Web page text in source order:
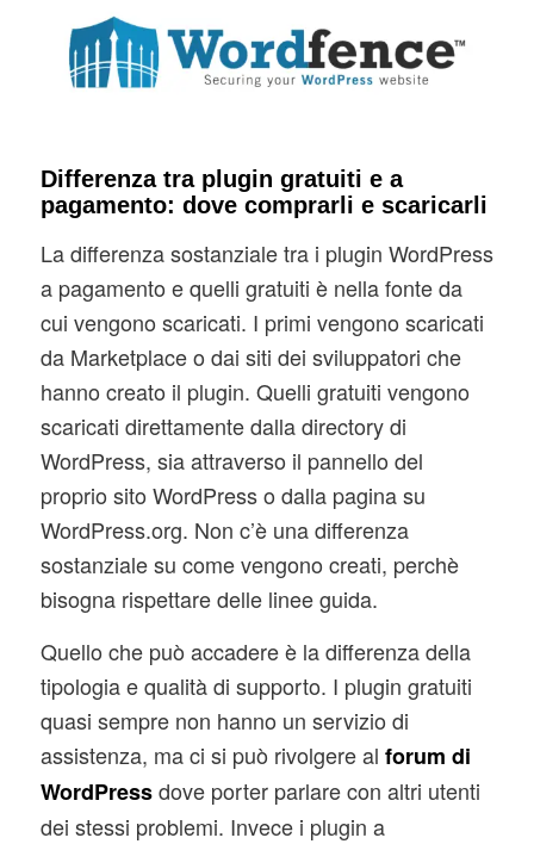
Differenza tra plugin gratuiti e a
pagamento: dove comprarli e scaricarli
La differenza sostanziale tra i plugin WordPress
a pagamento e quelli gratuiti è nella fonte da
cui vengono scaricati. I primi vengono scaricati
da Marketplace o dai siti dei sviluppatori che
hanno creato il plugin. Quelli gratuiti vengono
scaricati direttamente dalla directory di
WordPress, sia attraverso il pannello del
proprio sito WordPress o dalla pagina su
WordPress.org. Non c’è una differenza
sostanziale su come vengono creati, perchè
bisogna rispettare delle linee guida.
Quello che può accadere è la differenza della
tipologia e qualità di supporto. I plugin gratuiti
quasi sempre non hanno un servizio di
assistenza, ma ci si può rivolgere al forum di
WordPressdove porter parlare con altri utenti
dei stessi problemi. Invece i plugin a